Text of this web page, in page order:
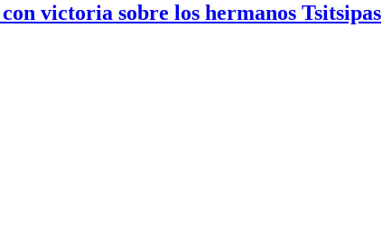
victoria sobre los hermanos Tsitsipas